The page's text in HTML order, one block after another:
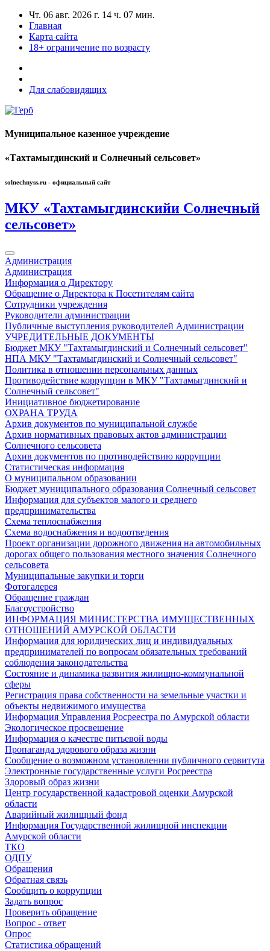
Чт. 06 авг. 2026 г. 14 ч. 07 мин.
Главная
Карта сайта
18+ ограничение по возрасту
Для слабовидящих
Муниципальное казенное учреждение
«Тахтамыгдинский и Солнечный сельсовет»
solnechnyss.ru - официальный сайт
МКУ «Тахтамыгдинскийи Солнечный
сельсовет»
Администрация
Администрация
Информация о Директору
Обращение о Директора к Посетителям сайта
Сотрудники учреждения
Руководители администрации
Публичные выступления руководителей Администрации
УЧРЕДИТЕЛЬНЫЕ ДОКУМЕНТЫ
Бюджет МКУ "Тахтамыгдинский и Солнечный сельсовет"
НПА МКУ "Тахтамыгдинский и Солнечный сельсовет"
Политика в отношении персональных данных
Противодействие коррупции в МКУ "Тахтамыгдинский и
Солнечный сельсовет"
Инициативное бюджетирование
ОХРАНА ТРУДА
Архив документов по муниципальной службе
Архив нормативных правовых актов администрации
Солнечного сельсовета
Архив документов по противодействию коррупции
Статистическая информация
О муниципальном образовании
Бюджет муниципального образования Солнечный сельсовет
Информация для субъектов малого и среднего
предпринимательства
Схема теплоснабжения
Схема водоснабжения и водоотведения
Проект организации дорожного движения на автомобильных
дорогах общего пользования местного значения Солнечного
сельсовета
Муниципальные закупки и торги
Фотогалерея
Обращение граждан
Благоустройство
ИНФОРМАЦИЯ МИНИСТЕРСТВА ИМУЩЕСТВЕННЫХ
ОТНОШЕНИЙ АМУРСКОЙ ОБЛАСТИ
Информация для юридических лиц и индивидуальных
предпринимателей по вопросам обязательных требований
соблюдения законодательства
Состояние и динамика развития жилищно-коммунальной
сферы
Регистрация права собственности на земельные участки и
объекты недвижимого имущества
Информация Управления Росреестра по Амурской области
Экологическое просвещение
Информация о качестве питьевой воды
Пропаганда здорового образа жизни
Сообщение о возможном установлении публичного сервитута
Электронные государственные услуги Росреестра
Здоровый образ жизни
Центр государственной кадастровой оценки Амурской
области
Аварийный жилищный фонд
Информация Государственной жилищной инспекции
Амурской области
ТКО
ОДПУ
Обращения
Обратная связь
Сообщить о коррупции
Задать вопрос
Проверить обращение
Вопрос - ответ
Опрос
Статистика обращений